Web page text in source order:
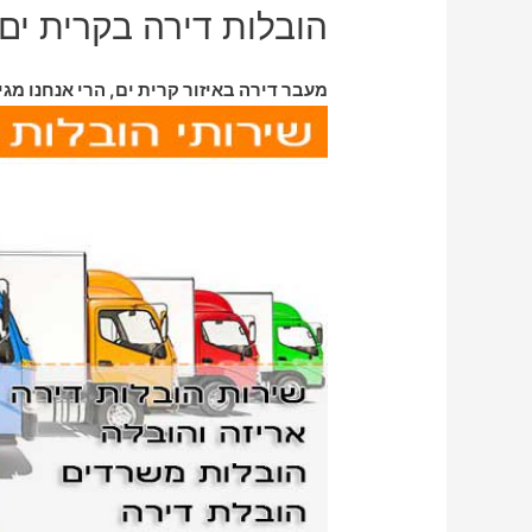
הובלות דירה בקרית
מעבר דירה באיזור קרית ים, הרי אנחנו